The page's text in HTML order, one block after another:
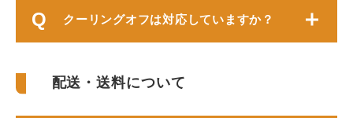
クーリングオフは対応していますか？
配送・送料について